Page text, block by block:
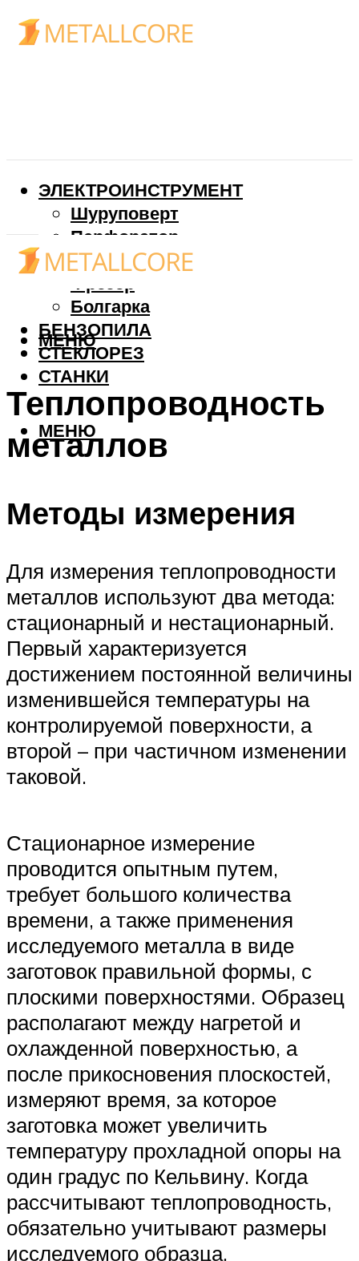
ЭЛЕКТРОИНСТРУМЕНТ
Шуруповерт
Перфоратор
Дрель
Фрезер
Болгарка
БЕНЗОПИЛА
СТЕКЛОРЕЗ
СТАНКИ
МЕНЮ
МЕНЮ
Теплопроводность
металлов
Методы измерения
Для измерения теплопроводности
металлов используют два метода:
стационарный и нестационарный.
Первый характеризуется
достижением постоянной величины
изменившейся температуры на
контролируемой поверхности, а
второй – при частичном изменении
таковой.
Стационарное измерение
проводится опытным путем,
требует большого количества
времени, а также применения
исследуемого металла в виде
заготовок правильной формы, с
плоскими поверхностями. Образец
располагают между нагретой и
охлажденной поверхностью, а
после прикосновения плоскостей,
измеряют время, за которое
заготовка может увеличить
температуру прохладной опоры на
один градус по Кельвину. Когда
рассчитывают теплопроводность,
обязательно учитывают размеры
исследуемого образца.